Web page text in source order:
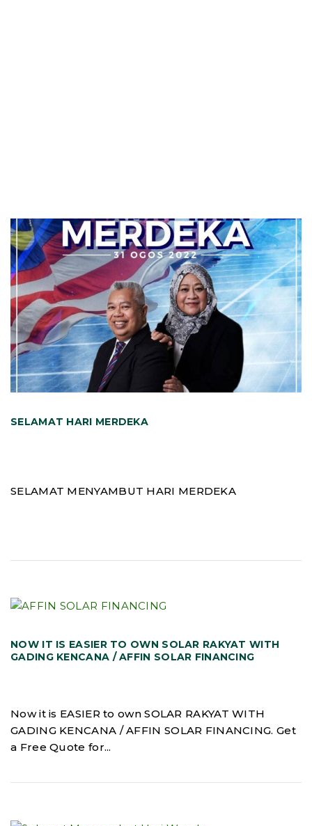
SELAMAT HARI MERDEKA
SELAMAT MENYAMBUT HARI MERDEKA
NOW IT IS EASIER TO OWN SOLAR RAKYAT WITH
GADING KENCANA / AFFIN SOLAR FINANCING
Now it is EASIER to own SOLAR RAKYAT WITH
GADING KENCANA / AFFIN SOLAR FINANCING. Get
a Free Quote for...